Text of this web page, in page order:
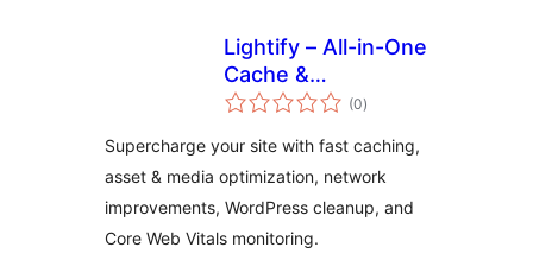
Lightify – All-in-One
Cache &
Performance
Core Web Vitals
(0གདེང་
འཇོག་
ཚང་།
)
Supercharge your site with fast caching,
asset & media optimization, network
improvements, WordPress cleanup, and
Core Web Vitals monitoring.